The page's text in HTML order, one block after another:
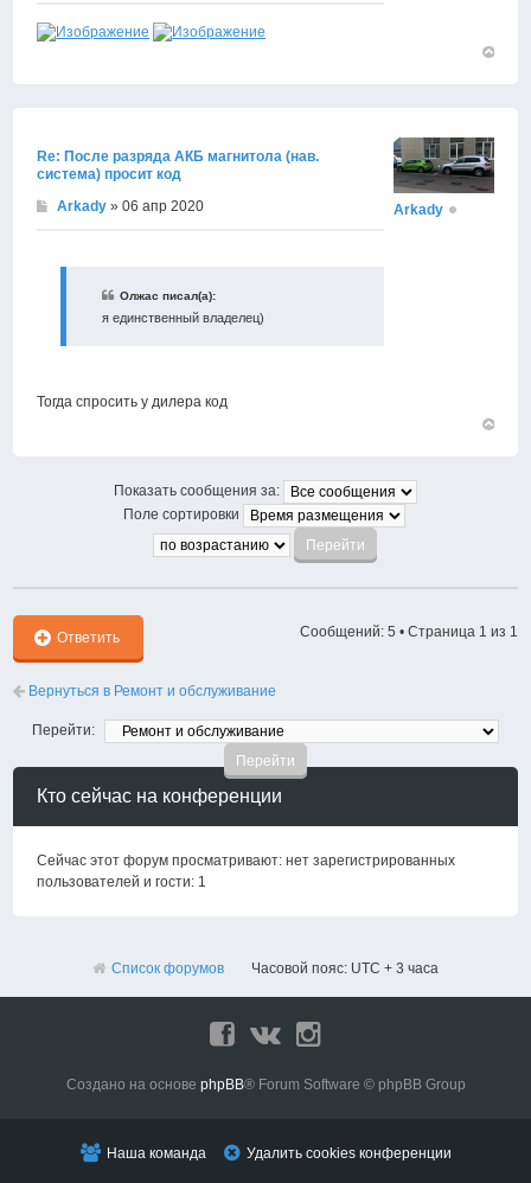
Re: После разряда АКБ магнитола (нав.
система) просит код
Arkady » 06 апр 2020
Олжас писал(а):
я единственный владелец)
Тогда спросить у дилера код
Arkady
Показать сообщения за:
Поле сортировки
Ответить Сообщений: 5 • Страница 1 из 1
Вернуться в Ремонт и обслуживание
Перейти:
Кто сейчас на конференции
Сейчас этот форум просматривают: нет зарегистрированных
пользователей и гости: 1
Список форумов Часовой пояс: UTC + 3 часа
Создано на основе phpBB® Forum Software © phpBB Group
Наша команда Удалить cookies конференции